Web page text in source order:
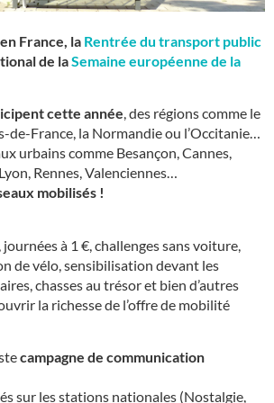
France, la Rentrée du transport public
de laSemaine européenne de la
cette année, des régions comme le
de-France, la Normandie ou l’Occitanie…
urbains comme Besançon, Cannes,
Rennes, Valenciennes…
mobilisés !
à 1 €, challenges sans voiture,
de vélo, sensibilisation devant les
chasses au trésor et bien d’autres
la richesse de l’offre de mobilité
campagne de communication
sur les stations nationales (Nostalgie,